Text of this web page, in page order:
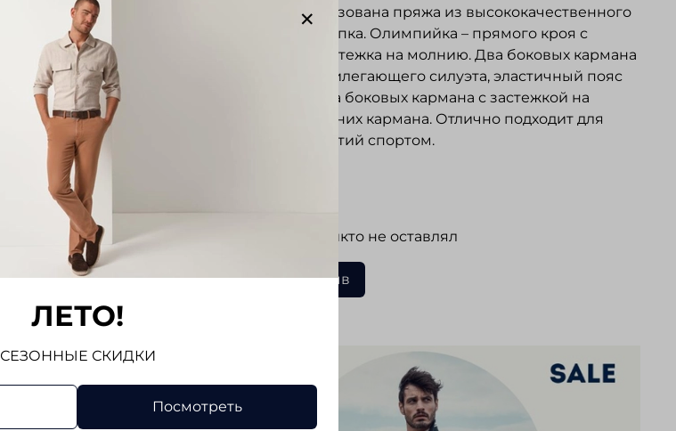
изделии использована пряжа из высококачественного
египетского хлопка. Олимпийка – прямого кроя с
капюшоном. Застежка на молнию. Два боковых кармана
. Брюки полуприлегающего силуэта, эластичный пояс
со шнурком. Два боковых кармана с застежкой на
молнии, два задних кармана. Отлично подходит для
прогулок и занятий спортом.
Отзывов еще никто не оставлял
Написать отзыв
ЛЕТО!
СЕЗОННЫЕ СКИДКИ
Посмотреть